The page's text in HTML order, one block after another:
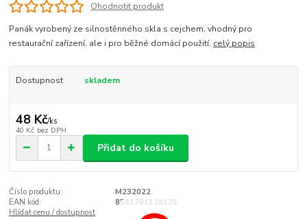
Ohodnotit produkt
Panák vyrobený ze silnostěnného skla s cejchem, vhodný pro
restaurační zařízení, ale i pro běžné domácí použití. celý popis
Dostupnost skladem
48 Kč/ks
40 Kč bez DPH
Přidat do košíku
Číslo produktu:
M232022
EAN kód:
8581781128135
Hlídat cenu / dostupnost